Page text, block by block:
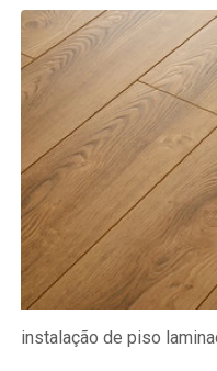
instalação de piso